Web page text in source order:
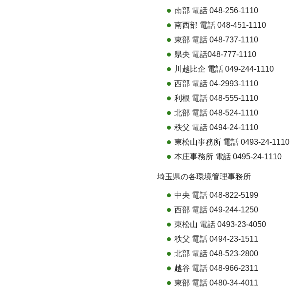
南部 電話 048-256-1110
南西部 電話 048-451-1110
東部 電話 048-737-1110
県央 電話048-777-1110
川越比企 電話 049-244-1110
西部 電話 04-2993-1110
利根 電話 048-555-1110
北部 電話 048-524-1110
秩父 電話 0494-24-1110
東松山事務所 電話 0493-24-1110
本庄事務所 電話 0495-24-1110
埼玉県の各環境管理事務所
中央 電話 048-822-5199
西部 電話 049-244-1250
東松山 電話 0493-23-4050
秩父 電話 0494-23-1511
北部 電話 048-523-2800
越谷 電話 048-966-2311
東部 電話 0480-34-4011